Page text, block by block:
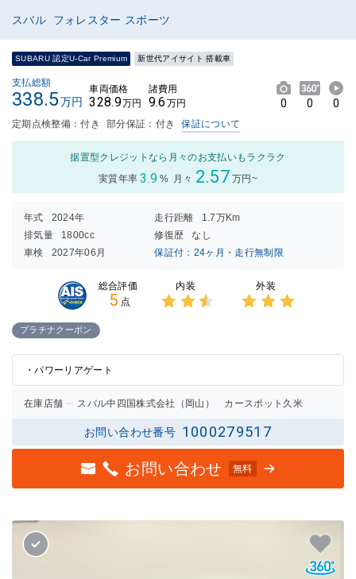
スバル フォレスター スポーツ
SUBARU 認定U-Car Premium 新世代アイサイト 搭載車
支払総額
338.5万円
車両価格
328.9万円
諸費用
9.6 万円 0 0 0
定期点検整備：付き 部分保証：付き 保証について
据置型クレジットなら月々のお支払いもラクラク
実質年率 3.9 % 月々 2.57 万円~
年式 2024年 走行距離
1.7万Km
排気量
1800cc 修復歴
なし
車検
2027年06月 保証付：24ヶ月・走行無制限
総合評価
5 点
内装 外装
プラチナクーポン
・パワーリアゲート
在庫店舗 スバル中四国株式会社（岡山） カースポット久米
お問い合わせ番号 1000279517
お問い合わせ 無料